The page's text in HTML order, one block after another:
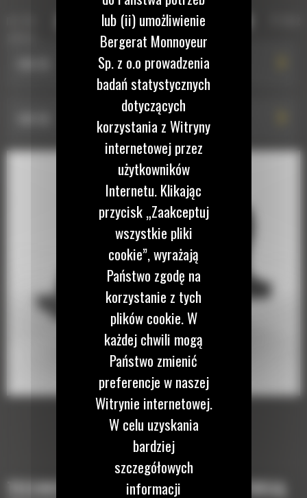
ZŁĄCZA OSPRZĘTU Z SERII CW
Złącza osprzętu z
TECHNOLOGIE, KTÓRE UZUPEŁNIĄ TWOJĄ
lub (ii) umożliwienie
Bergerat Monnoyeur
Sp. z o.o prowadzenia
badań statystycznych
dotyczących
korzystania z Witryny
internetowej przez
użytkowników
Internetu. Klikając
przycisk „Zaakceptuj
wszystkie pliki
cookie”, wyrażają
Państwo zgodę na
korzystanie z tych
plików cookie. W
każdej chwili mogą
Państwo zmienić
preferencje w naszej
Witrynie internetowej.
W celu uzyskania
bardziej
szczegółowych
informacji